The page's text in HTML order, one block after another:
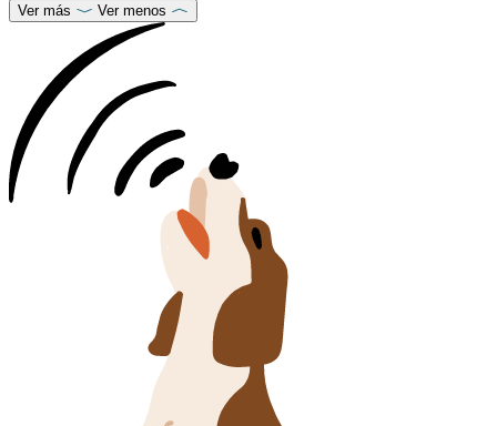
Ver más Ver menos